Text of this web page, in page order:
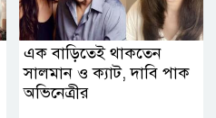
এক বাড়িতেই থাকতেন
সালমান ও ক্যাট, দাবি পাক
অভিনেত্রীর